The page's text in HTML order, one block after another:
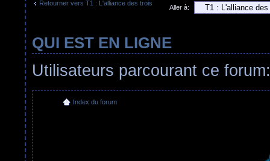
Retourner vers T1 : L'alliance des trois
Aller à:
QUI EST EN LIGNE
Utilisateurs parcourant ce
Index du forum